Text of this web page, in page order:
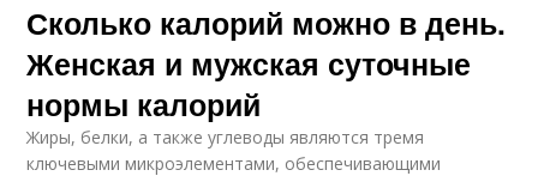
Сколько калорий можно в день.
Женская и мужская суточные
нормы калорий
Жиры, белки, а также углеводы являются тремя
ключевыми микроэлементами, обеспечивающими